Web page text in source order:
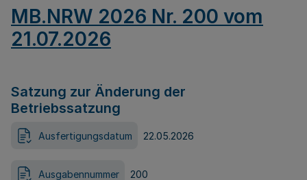
MB.NRW 2026 Nr. 200 vom
21.07.2026
Satzung zur Änderung der
Betriebssatzung
Ausfertigungsdatum 22.05.2026
Ausgabennummer 200